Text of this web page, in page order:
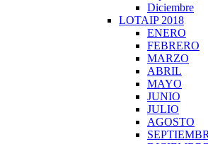
Diciembre
LOTAIP 2018
ENERO
FEBRERO
MARZO
ABRIL
MAYO
JUNIO
JULIO
AGOSTO